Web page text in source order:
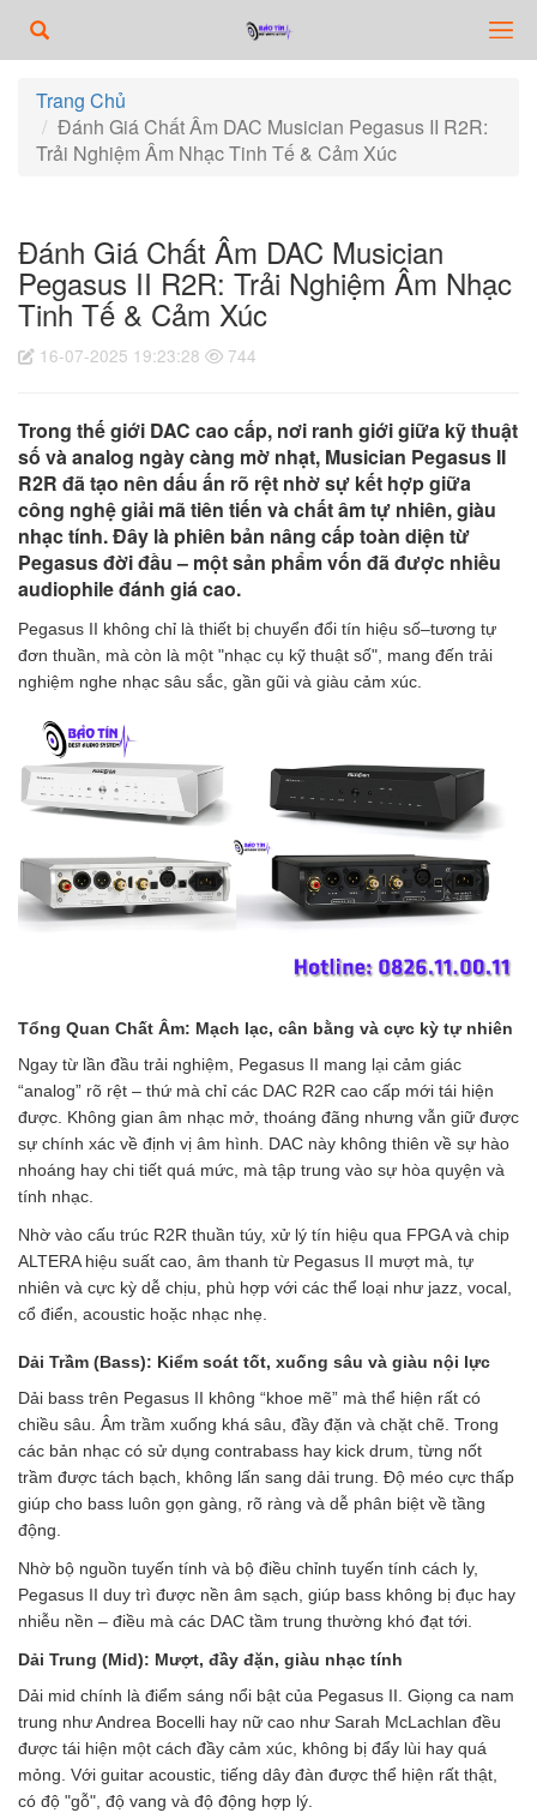
Trang Chủ
Đánh Giá Chất Âm DAC Musician Pegasus II R2R:
Trải Nghiệm Âm Nhạc Tinh Tế & Cảm Xúc
Đánh Giá Chất Âm DAC Musician
Pegasus II R2R: Trải Nghiệm Âm Nhạc
Tinh Tế & Cảm Xúc
16-07-2025 19:23:28 744
Trong thế giới DAC cao cấp, nơi ranh giới giữa kỹ thuật
số và analog ngày càng mờ nhạt, Musician Pegasus II
R2R đã tạo nên dấu ấn rõ rệt nhờ sự kết hợp giữa
công nghệ giải mã tiên tiến và chất âm tự nhiên, giàu
nhạc tính. Đây là phiên bản nâng cấp toàn diện từ
Pegasus đời đầu – một sản phẩm vốn đã được nhiều
audiophile đánh giá cao.
Pegasus II không chỉ là thiết bị chuyển đổi tín hiệu số–tương tự
đơn thuần, mà còn là một "nhạc cụ kỹ thuật số", mang đến trải
nghiệm nghe nhạc sâu sắc, gần gũi và giàu cảm xúc.
Tổng Quan Chất Âm: Mạch lạc, cân bằng và cực kỳ tự nhiên
Ngay từ lần đầu trải nghiệm, Pegasus II mang lại cảm giác
“analog” rõ rệt – thứ mà chỉ các DAC R2R cao cấp mới tái hiện
được. Không gian âm nhạc mở, thoáng đãng nhưng vẫn giữ được
sự chính xác về định vị âm hình. DAC này không thiên về sự hào
nhoáng hay chi tiết quá mức, mà tập trung vào sự hòa quyện và
tính nhạc.
Nhờ vào cấu trúc R2R thuần túy, xử lý tín hiệu qua FPGA và chip
ALTERA hiệu suất cao, âm thanh từ Pegasus II mượt mà, tự
nhiên và cực kỳ dễ chịu, phù hợp với các thể loại như jazz, vocal,
cổ điển, acoustic hoặc nhạc nhẹ.
Dải Trầm (Bass): Kiểm soát tốt, xuống sâu và giàu nội lực
Dải bass trên Pegasus II không “khoe mẽ” mà thể hiện rất có
chiều sâu. Âm trầm xuống khá sâu, đầy đặn và chặt chẽ. Trong
các bản nhạc có sử dụng contrabass hay kick drum, từng nốt
trầm được tách bạch, không lấn sang dải trung. Độ méo cực thấp
giúp cho bass luôn gọn gàng, rõ ràng và dễ phân biệt về tầng
động.
Nhờ bộ nguồn tuyến tính và bộ điều chỉnh tuyến tính cách ly,
Pegasus II duy trì được nền âm sạch, giúp bass không bị đục hay
nhiễu nền – điều mà các DAC tầm trung thường khó đạt tới.
Dải Trung (Mid): Mượt, đầy đặn, giàu nhạc tính
Dải mid chính là điểm sáng nổi bật của Pegasus II. Giọng ca nam
trung như Andrea Bocelli hay nữ cao như Sarah McLachlan đều
được tái hiện một cách đầy cảm xúc, không bị đẩy lùi hay quá
mỏng. Với guitar acoustic, tiếng dây đàn được thể hiện rất thật,
có độ "gỗ", độ vang và độ động hợp lý.